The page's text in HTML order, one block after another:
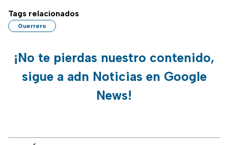
Tags relacionados
Guerrero
¡No te pierdas nuestro contenido,
sigue a adn Noticias en Google
News!